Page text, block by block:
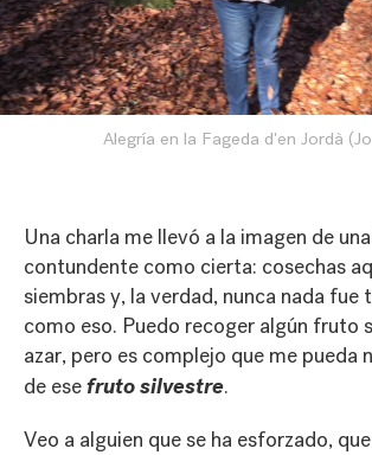
Alegría en la Fageda d'en Jordà
Una charla me llevó a la imagen de
contundente como cierta: cosechas
siembras y, la verdad, nunca nada fue
como eso. Puedo recoger algún fruto
azar, pero es complejo que me pueda
de esefruto silvestre.
Veo a alguien que se ha esforzado,